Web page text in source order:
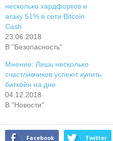
несколько хардфорков и
атаку 51% в сети Bitcoin
Cash
23.06.2018
В "Безопасность"
Мнение: Лишь несколько
счастливчиков успеют купить
биткойн на дне
04.12.2018
В "Новости"
Facebook Twitter